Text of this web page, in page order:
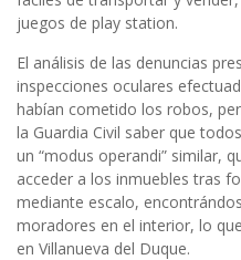
juegos de play station.
El análisis de las denuncias
inspecciones oculares
habían cometido los robos,
la Guardia Civil saber que
un “modus operandi” similar,
acceder a los inmuebles tras
mediante escalo,
moradores en el interior, lo que
en Villanueva del Duque.